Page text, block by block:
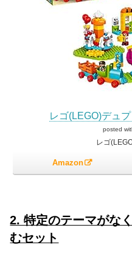
レゴ(LEGO)デュ
posted
レゴ
Amazon
2. 特定のテーマがな
むセット